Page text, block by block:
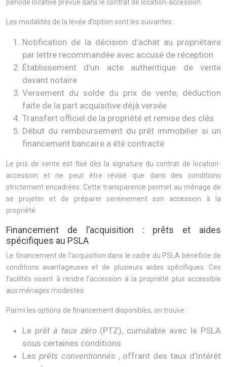
période locative prévue dans le contrat de location-accession.
Les modalités de la levée d’option sont les suivantes :
Notification de la décision d’achat au propriétaire
par lettre recommandée avec accusé de réception
Établissement d’un acte authentique de vente
devant notaire
Versement du solde du prix de vente, déduction
faite de la part acquisitive déjà versée
Transfert officiel de la propriété et remise des clés
Début du remboursement du prêt immobilier si un
financement bancaire a été contracté
Le prix de vente est fixé dès la signature du contrat de location-
accession et ne peut être révisé que dans des conditions
strictement encadrées. Cette transparence permet au ménage de
se projeter et de préparer sereinement son accession à la
propriété.
Financement de l’acquisition : prêts et aides
spécifiques au PSLA
Le financement de l’acquisition dans le cadre du PSLA bénéficie de
conditions avantageuses et de plusieurs aides spécifiques. Ces
facilités visent à rendre l’accession à la propriété plus accessible
aux ménages modestes.
Parmi les options de financement disponibles, on trouve :
Le prêt à taux zéro (PTZ), cumulable avec le PSLA
sous certaines conditions
Les prêts conventionnés , offrant des taux d’intérêt